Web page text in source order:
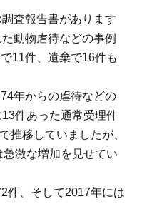
査報告書があります
動物虐待などの事例
11件、遺棄で16件も
年からの虐待などの
件あった通常受理件
推移していましたが、
激な増加を見せてい
件、そして2017年には